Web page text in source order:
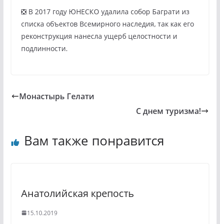
❎ В 2017 году ЮНЕСКО удалила собор Баграти из
списка объектов Всемирного наследия, так как его
реконструкция нанесла ущерб целостности и
подлинности.
Монастырь Гелати
С днем туризма!
Вам также понравится
Анатолийская крепость
15.10.2019